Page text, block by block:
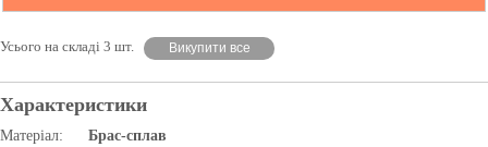
Усього на складі 3 шт. Викупити все
Характеристики
Матеріал:
Брас-сплав